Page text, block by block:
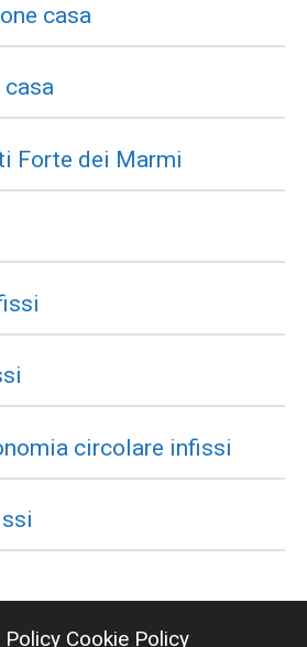
casa
casa
Forte dei Marmi
circolare infissi
Policy Cookie Policy